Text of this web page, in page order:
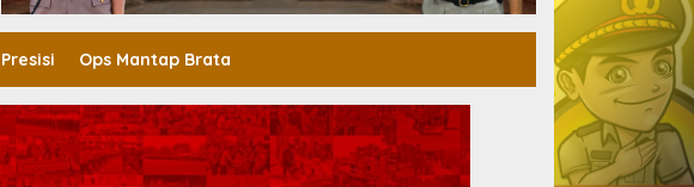
Ops Mantap Brata